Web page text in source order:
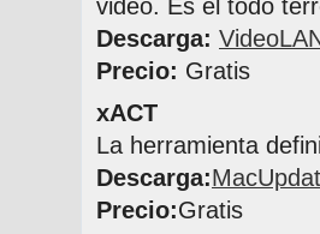
video. Es el todo
Descarga:
Precio: Gratis
xACT
La herramienta
Descarga:
Precio:Gratis